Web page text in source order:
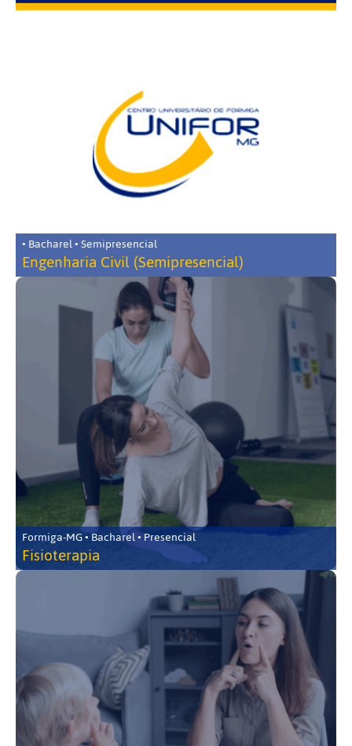
• Bacharel • Semipresencial
Engenharia Civil (Semipresencial)
Formiga-MG • Bacharel • Presencial
Fisioterapia